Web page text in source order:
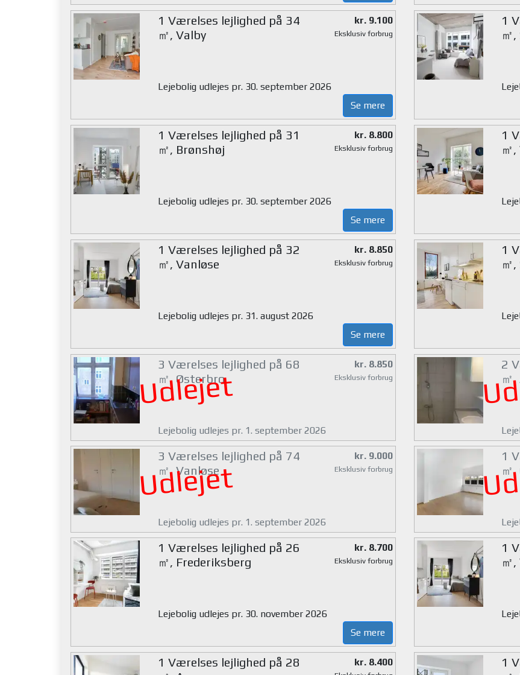
1 Værelses lejlighed på 34
㎡, Valby
kr. 9.100
Eksklusiv forbrug
Lejebolig udlejes pr. 30. september 2026
Se mere
1
㎡
1 Værelses lejlighed på 31
㎡, Brønshøj
kr. 8.800
Eksklusiv forbrug
Lejebolig udlejes pr. 30. september 2026
Se mere
1
㎡
1 Værelses lejlighed på 32
㎡, Vanløse
kr. 8.850
Eksklusiv forbrug
Lejebolig udlejes pr. 31. august 2026
Se mere
1
㎡
Udlejet
3 Værelses lejlighed på 68
㎡, Østerbro
kr. 8.850
Eksklusiv forbrug
Lejebolig udlejes pr. 1. september 2026
2
㎡
Udlejet
3 Værelses lejlighed på 74
㎡, Vanløse
kr. 9.000
Eksklusiv forbrug
Lejebolig udlejes pr. 1. september 2026
1
㎡
1 Værelses lejlighed på 26
㎡, Frederiksberg
kr. 8.700
Eksklusiv forbrug
Lejebolig udlejes pr. 30. november 2026
Se mere
1
㎡
1 Værelses lejlighed på 28
kr. 8.400
1